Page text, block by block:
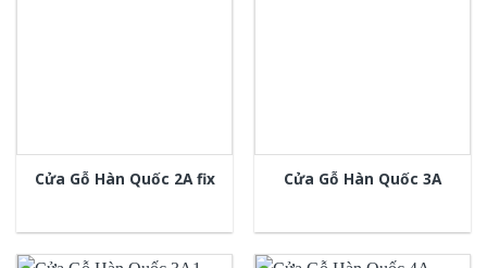
Cửa Gỗ Hàn Quốc 2A fix Cửa Gỗ Hàn Quốc 3A